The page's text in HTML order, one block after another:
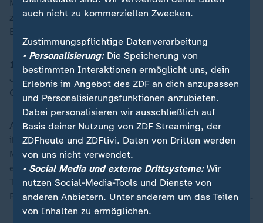
Mechaniker und ging dann zur Armee. Dort wurde er
zum Fallschirmspringer ausgebildet. Seinen ersten
Basejump machte er 1996.
1997 erhielt er einen Weltmeistertitel für einen Base-
Jump in West Virginia. Im selben Jahr wurde er vom
Getränkekonzern Red Bull unter Vertrag genommen.
Ab 2007 widmete sich Baumgartner dem Projekt, das
ihn weltbekannt machte: "Stratos". Ziel war, als erster
Mensch die Schallgeschwindigkeit im freien Fall zu
erreichen. Nach mehrjähriger Vorbereitung und zwei
Testsprüngen im März und Juli 2012 wurde das
Projekt schließlich am 14. Oktober 2012 durchgeführt.
auch nicht zu kommerziellen Zwecken.
Zustimmungspflichtige Datenverarbeitung
• Personalisierung:Die Speicherung von
bestimmten Interaktionen ermöglicht uns, dein
Erlebnis im Angebot des ZDF an dich anzupassen
und Personalisierungsfunktionen anzubieten.
Dabei personalisieren wir ausschließlich auf
Basis deiner Nutzung von ZDF Streaming, der
ZDFheute und ZDFtivi. Daten von Dritten werden
von uns nicht verwendet.
• Social Media und externe Drittsysteme:Wir
nutzen Social-Media-Tools und Dienste von
anderen Anbietern. Unter anderem um das Teilen
von Inhalten zu ermöglichen.